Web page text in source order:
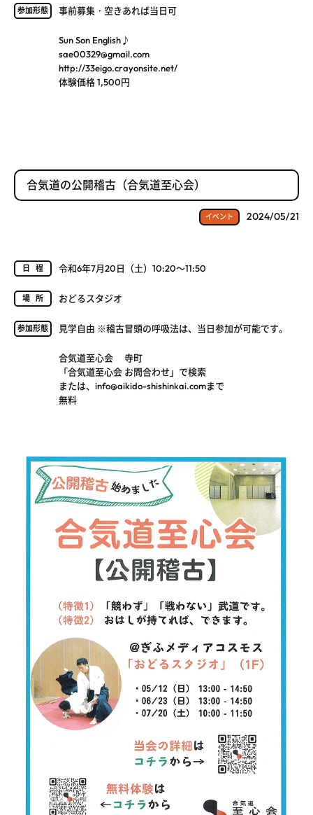
参加形態 事前募集・空きあれば当日可
Sun Son English♪
sae00329@gmail.com
http://33eigo.crayonsite.net/
体験価格 1,500円
合気道の公開稽古（合気道至心会）
イベント 2024/05/21
日程 令和6年7月20日（土）10:20～11:50
場所 おどるスタジオ
参加形態 見学自由 ※稽古冒頭の呼吸法は、当日参加が可能です。
合気道至心会 寺町
「合気道至心会 お問合わせ」で検索
または、info@aikido-shishinkai.comまで
無料